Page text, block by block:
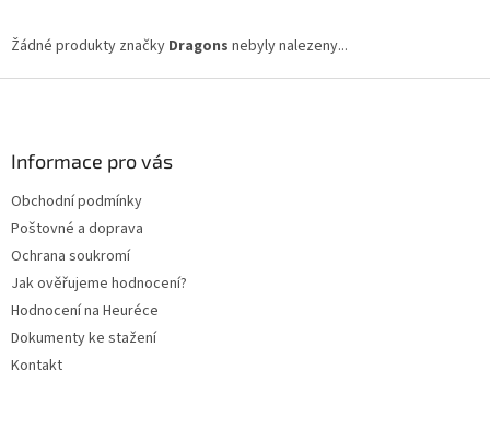
Žádné produkty značky Dragons nebyly nalezeny...
Informace pro vás
Obchodní podmínky
Poštovné a doprava
Ochrana soukromí
Jak ověřujeme hodnocení?
Hodnocení na Heuréce
Dokumenty ke stažení
Kontakt